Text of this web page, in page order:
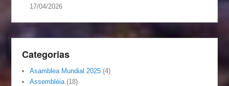
17/04/2026
Categorias
Asamblea Mundial 2025 (4)
Assembléia (18)